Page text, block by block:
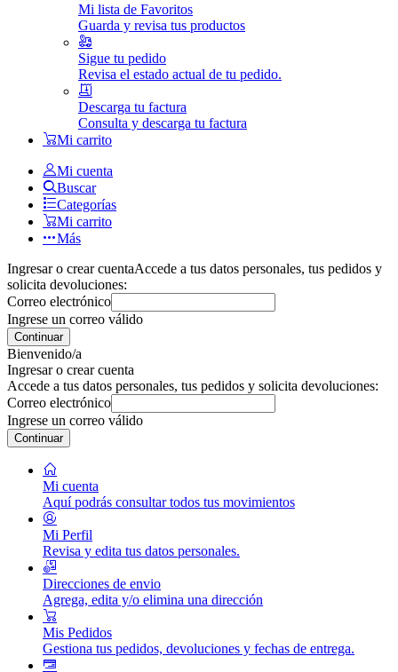
Mi lista de Favoritos
Guarda y revisa tus productos
Sigue tu pedido
Revisa el estado actual de tu pedido.
Descarga tu factura
Consulta y descarga tu factura
Mi carrito
Mi cuenta
Buscar
Categorías
Mi carrito
Más
Ingresar o crear cuentaAccede a tus datos personales, tus pedidos y
solicita devoluciones:
Correo electrónico
Ingrese un correo válido
Continuar
Bienvenido/a
Ingresar o crear cuenta
Accede a tus datos personales, tus pedidos y solicita devoluciones:
Correo electrónico
Ingrese un correo válido
Continuar
Mi cuenta
Aquí podrás consultar todos tus movimientos
Mi Perfil
Revisa y edita tus datos personales.
Direcciones de envio
Agrega, edita y/o elimina una dirección
Mis Pedidos
Gestiona tus pedidos, devoluciones y fechas de entrega.